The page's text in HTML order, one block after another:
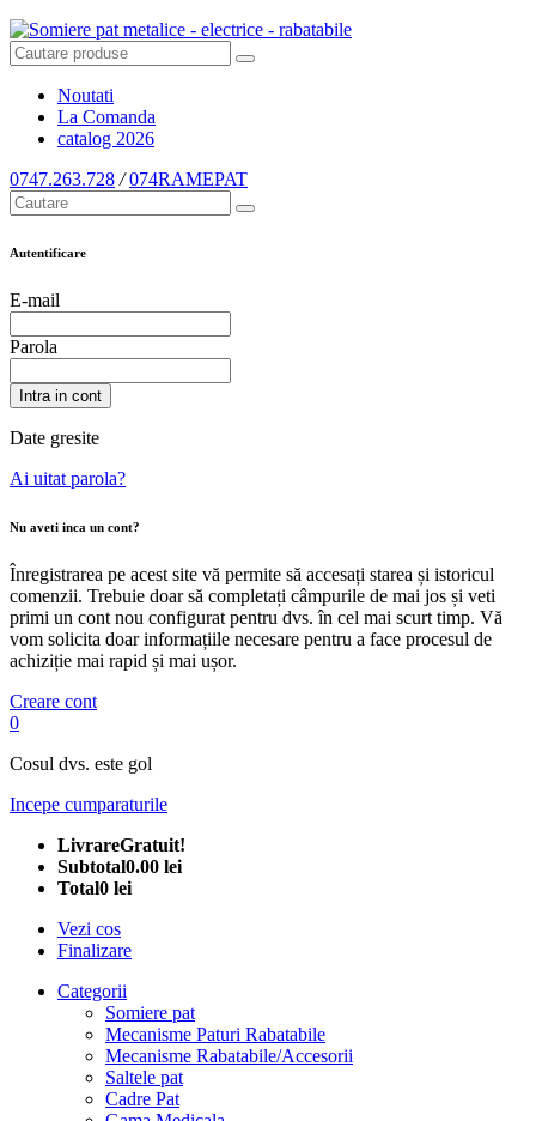
Noutati
La Comanda
catalog 2026
0747.263.728 / 074RAMEPAT
Autentificare
E-mail
Parola
Intra in cont
Date gresite
Ai uitat parola?
Nu aveti inca un cont?
Înregistrarea pe acest site vă permite să accesați starea și istoricul
comenzii. Trebuie doar să completați câmpurile de mai jos și veti
primi un cont nou configurat pentru dvs. în cel mai scurt timp. Vă
vom solicita doar informațiile necesare pentru a face procesul de
achiziție mai rapid și mai ușor.
Creare cont
0
Cosul dvs. este gol
Incepe cumparaturile
LivrareGratuit!
Subtotal0.00 lei
Total0 lei
Vezi cos
Finalizare
Categorii
Somiere pat
Mecanisme Paturi Rabatabile
Mecanisme Rabatabile/Accesorii
Saltele pat
Cadre Pat